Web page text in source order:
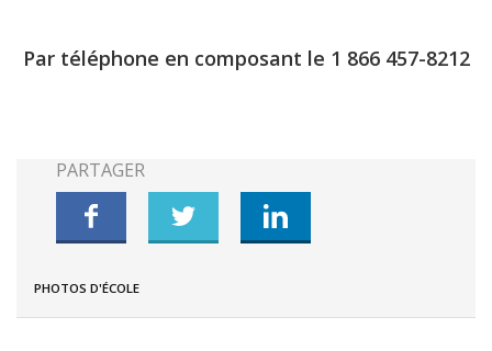
Par téléphone en composant le 1 866 457-8212
PHOTOS D'ÉCOLE